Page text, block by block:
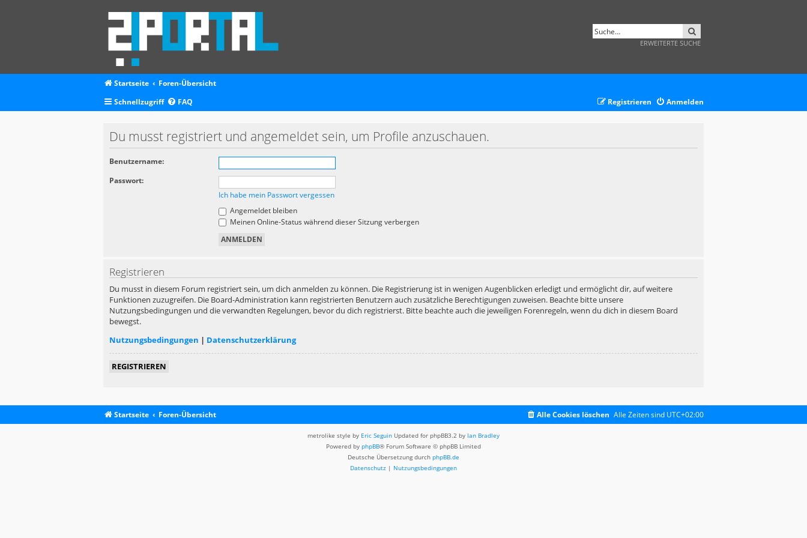
ERWEITERTE SUCHE
Startseite
Foren-Übersicht
Schnellzugriff
FAQ Anmelden
Registrieren
Du musst registriert und angemeldet sein, um Profile anzuschauen.
Benutzername:
Passwort:
Ich habe mein Passwort vergessen
Angemeldet bleiben
Meinen Online-Status während dieser Sitzung verbergen
Registrieren
Du musst in diesem Forum registriert sein, um dich anmelden zu können. Die Registrierung ist in wenigen Augenblicken erledigt und ermöglicht dir, auf weitere
Funktionen zuzugreifen. Die Board-Administration kann registrierten Benutzern auch zusätzliche Berechtigungen zuweisen. Beachte bitte unsere
Nutzungsbedingungen und die verwandten Regelungen, bevor du dich registrierst. Bitte beachte auch die jeweiligen Forenregeln, wenn du dich in diesem Board
bewegst.
Nutzungsbedingungen | Datenschutzerklärung
REGISTRIEREN
Startseite Foren-Übersicht Alle Zeiten sind UTC+02:00
Alle Cookies löschen
metrolike style by Eric Seguin Updated for phpBB3.2 by Ian Bradley
Powered by phpBB® Forum Software © phpBB Limited
Deutsche Übersetzung durch phpBB.de
Datenschutz | Nutzungsbedingungen